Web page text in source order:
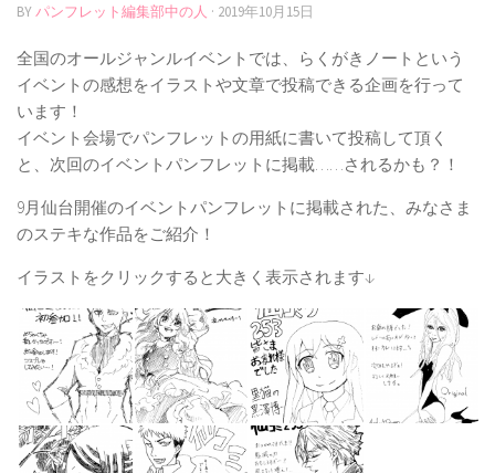
BYパンフレット編集部中の人 · 2019年10月15日
全国のオールジャンルイベントでは、らくがきノートという
イベントの感想をイラストや文章で投稿できる企画を行って
います！
イベント会場でパンフレットの用紙に書いて投稿して頂く
と、次回のイベントパンフレットに掲載……されるかも？！
9月仙台開催のイベントパンフレットに掲載された、みなさま
のステキな作品をご紹介！
イラストをクリックすると大きく表示されます↓